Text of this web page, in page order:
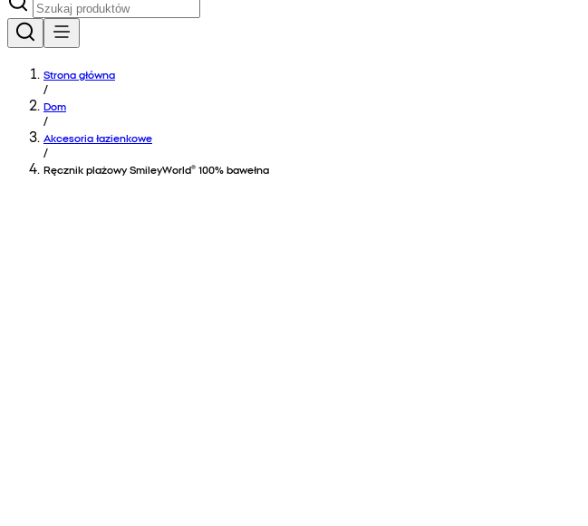
Strona główna
/
Dom
/
Akcesoria łazienkowe
/
Ręcznik plażowy SmileyWorld® 100% bawełna